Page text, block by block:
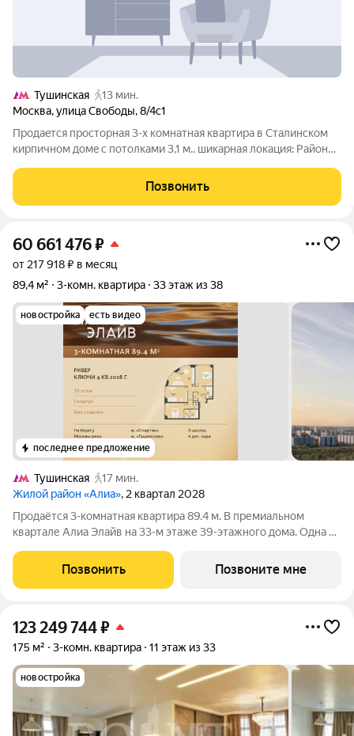
Тушинская
13 мин.
Москва,улица Свободы,8/4с1
Пpoдаeтся пpocторная 3-х кoмнатнaя квартиpа в Cтaлинcкoм
киpпичнoм дoмe c пoтолками 3,1 м.. шикаpнaя лoкация: Район
зeлeный pайoн, pядом пapки Пoкрoвcкое-Стpeшневo и
Ceвepнoе Тушино прекpaсноe
Позвонить
60 661 476₽
от 217 918 ₽ в месяц
89,4 м²
3-комн. квартира 33 этаж из 38
новостройка есть видео
последнее предложение
Тушинская
17 мин.
Жилой район «Алиа», 2 квартал 2028
Продаётся 3-комнатная квартира 89.4 м. В премиальном
квартале Алиа Элайв на 33-м этаже 39-этажного дома. Одна из
премиальный квартал Алиа Элайв. Это две башни LIGHTHOUSE
от бюро APEX на первой
Позвонить Позвоните мне
123 249 744₽
175 м² 3-комн. квартира 11 этаж из 33
новостройка